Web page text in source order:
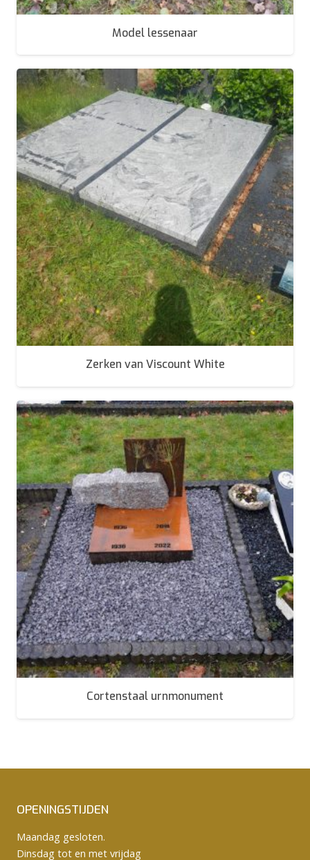
Model lessenaar
Zerken van Viscount White
Cortenstaal urnmonument
OPENINGSTIJDEN
Maandag gesloten.
Dinsdag tot en met vrijdag